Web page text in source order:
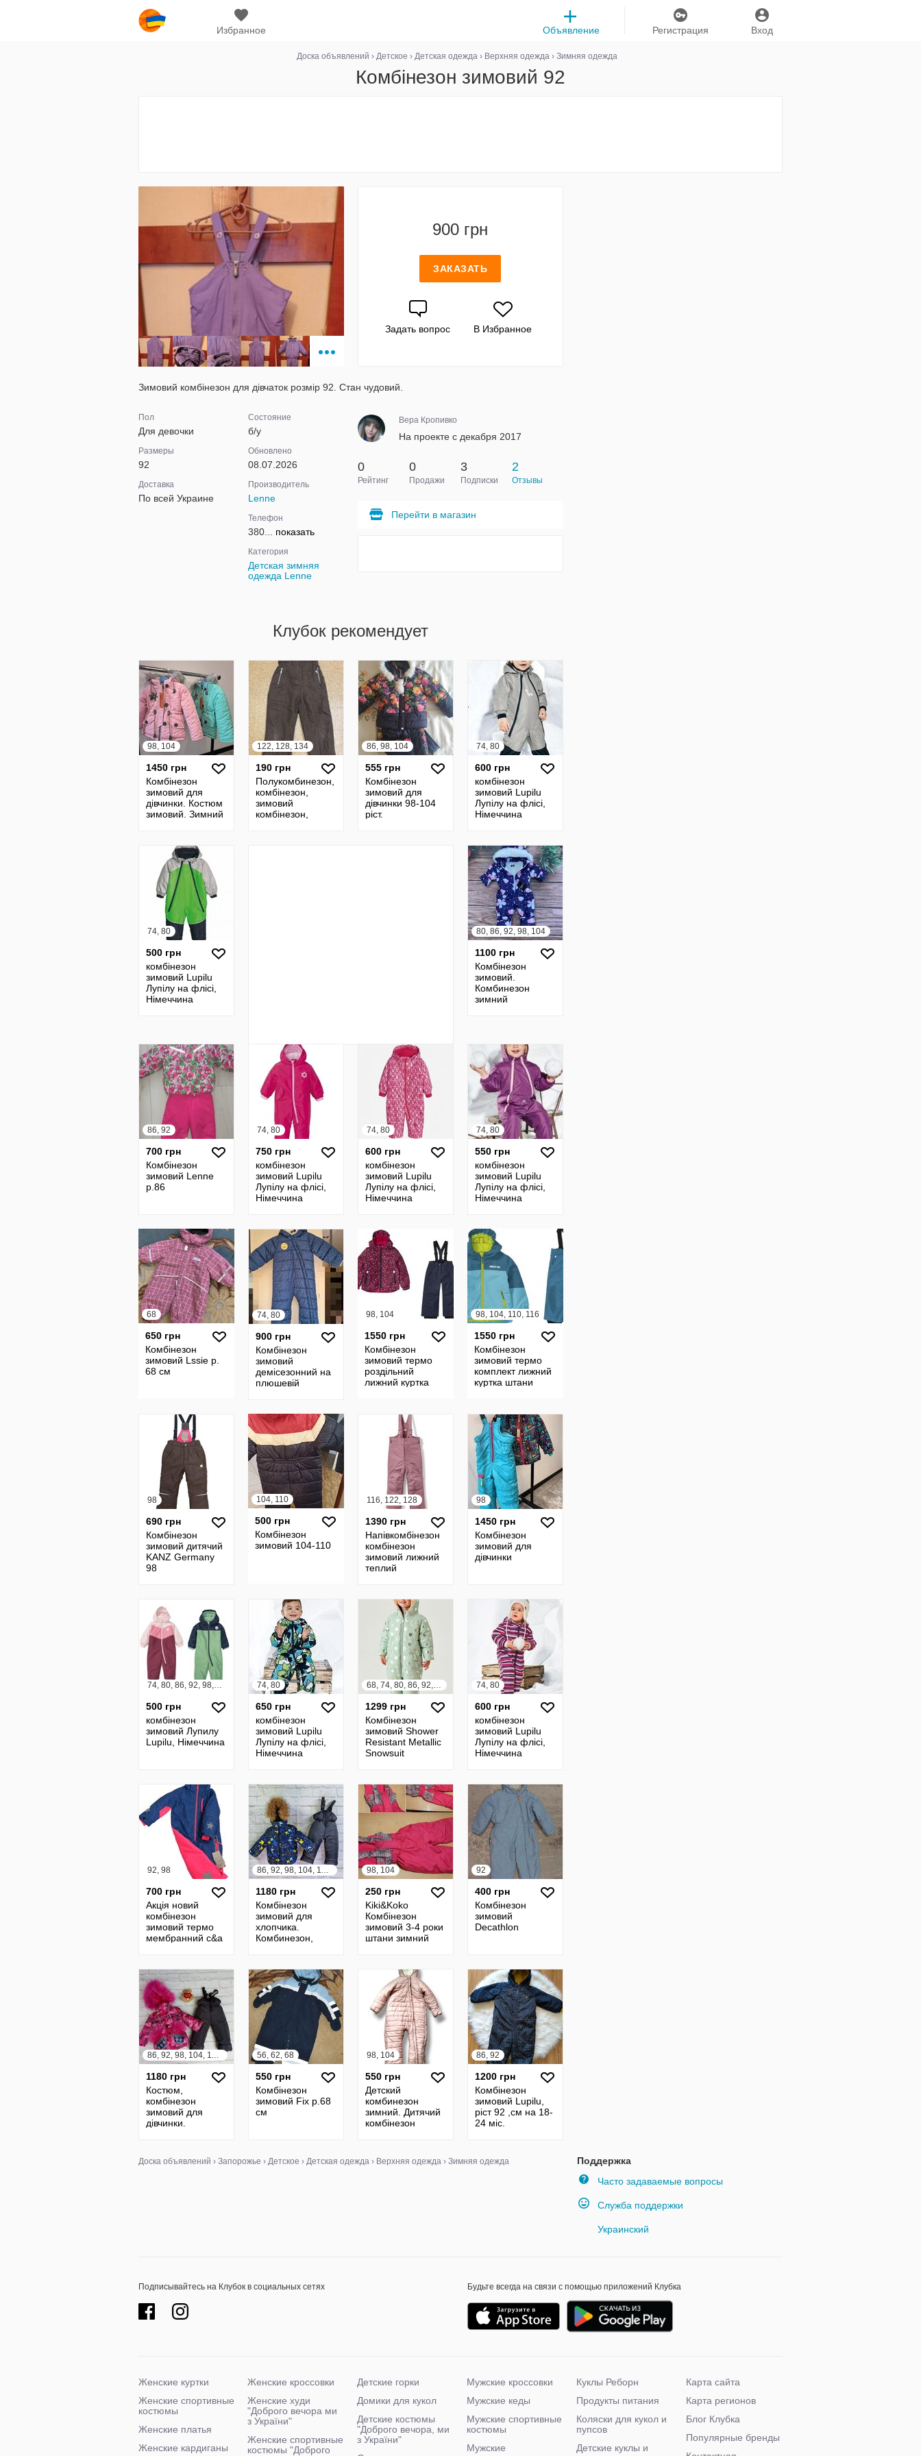
Избранное Вход
Регистрация
Объявление
Доска объявлений › Детское › Детская одежда › Верхняя одежда › Зимняя одежда
Комбінезон зимовий 92
900 грн
ЗАКАЗАТЬ
Задать вопрос В Избранное
Зимовий комбінезон для дівчаток розмір 92. Стан чудовий.
Пол
Для девочки
Размеры
92
Доставка
По всей Украине
Состояние
б/у
Обновлено
08.07.2026
Производитель
Lenne
Телефон
380... показать
Категория
Детская зимняя
одежда Lenne
Вера Кропивко
На проекте с декабря 2017
0
Рейтинг
0
Продажи
3
Подписки
2
Отзывы
Перейти в магазин
Клубок рекомендует
98, 104
1450 грн
Комбінезон
зимовий для
дівчинки. Костюм
зимовий. Зимний
122, 128, 134
190 грн
Полукомбинезон,
комбінезон,
зимовий
комбінезон,
86, 98, 104
555 грн
Комбінезон
зимовий для
дівчинки 98-104
ріст.
74, 80
600 грн
комбінезон
зимовий Lupilu
Лупілу на флісі,
Німеччина
74, 80
500 грн
комбінезон
зимовий Lupilu
Лупілу на флісі,
Німеччина
80, 86, 92, 98, 104
1100 грн
Комбінезон
зимовий.
Комбинезон
зимний
86, 92
700 грн
Комбінезон
зимовий Lenne
р.86
74, 80
750 грн
комбінезон
зимовий Lupilu
Лупілу на флісі,
Німеччина
74, 80
600 грн
комбінезон
зимовий Lupilu
Лупілу на флісі,
Німеччина
74, 80
550 грн
комбінезон
зимовий Lupilu
Лупілу на флісі,
Німеччина
68
650 грн
Комбінезон
зимовий Lssie р.
68 см
74, 80
900 грн
Комбінезон
зимовий
демісезонний на
плюшевій
98, 104
1550 грн
Комбінезон
зимовий термо
роздільний
лижний куртка
98, 104, 110, 116
1550 грн
Комбінезон
зимовий термо
комплект лижний
куртка штани
98
690 грн
Комбінезон
зимовий дитячий
KANZ Germany
98
104, 110
500 грн
Комбінезон
зимовий 104-110
116, 122, 128
1390 грн
Напівкомбінезон
комбінезон
зимовий лижний
теплий
Німеччина
98
1450 грн
Комбінезон
зимовий для
дівчинки
74, 80, 86, 92, 98, 104
500 грн
комбінезон
зимовий Лупилу
Lupilu, Німеччина
74, 80
650 грн
комбінезон
зимовий Lupilu
Лупілу на флісі,
Німеччина
68, 74, 80, 86, 92, 98, 104, 110, 116, 122
1299 грн
Комбінезон
зимовий Shower
Resistant Metallic
Snowsuit
74, 80
600 грн
комбінезон
зимовий Lupilu
Лупілу на флісі,
Німеччина
92, 98
700 грн
Акція новий
комбінезон
зимовий термо
мембранний c&a
series
86, 92, 98, 104, 110, 116, 122, 128
1180 грн
Комбінезон
зимовий для
хлопчика.
Комбинезон,
98, 104
250 грн
Kiki&Koko
Комбінезон
зимовий 3-4 роки
штани зимний
92
400 грн
Комбінезон
зимовий
Decathlon
86, 92, 98, 104, 110, 116
1180 грн
Костюм,
комбінезон
зимовий для
дівчинки.
девочки
56, 62, 68
550 грн
Комбінезон
зимовий Fix р.68
см
98, 104
550 грн
Детский
комбинезон
зимний. Дитячий
комбінезон
86, 92
1200 грн
Комбінезон
зимовий Lupilu,
ріст 92 ,см на 18-
24 міс.
Поддержка
Часто задаваемые вопросы
Служба поддержки
Украинский
Доска объявлений › Запорожье › Детское › Детская одежда › Верхняя одежда › Зимняя одежда
Подписывайтесь на Клубок в социальных сетях Будьте всегда на связи с помощью приложений Клубка
Женские куртки
Женские спортивные
костюмы
Женские платья
Женские кардиганы
Женские кроссовки
Женские худи
"Доброго вечора ми
з України"
Женские спортивные
костюмы "Доброго
Детские горки
Домики для кукол
Детские костюмы
"Доброго вечора, ми
з України"
Мужские кроссовки
Мужские кеды
Мужские спортивные
костюмы
Мужские
Куклы Реборн
Продукты питания
Коляски для кукол и
пупсов
Детские куклы и
Карта сайта
Карта регионов
Блог Клубка
Популярные бренды